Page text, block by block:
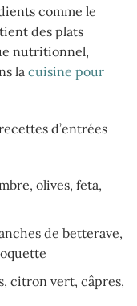
comme le
des plats
nutritionnel,
la cuisine pour
d’entrées
olives, feta,
de betterave,
citron vert, câpres,